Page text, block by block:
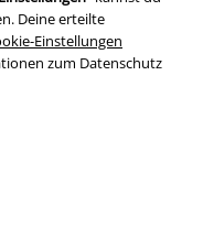
Deine erteilte
Einstellungen
zum Datenschutz